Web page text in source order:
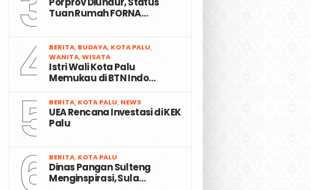
Tuan Rumah FORNA…
4BERITA, BUDAYA, KOTA PALU,
WANITA,WISATA
Istri Wali Kota Palu
Memukau di BTN Indo…
5 BERITA, KOTA PALU, NEWS
UEA Rencana Investasi di KEK
Palu
6 BERITA, KOTA PALU
Dinas Pangan Sulteng
Menginspirasi, Sula…